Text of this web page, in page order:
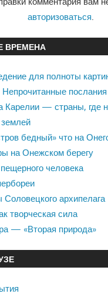
авторизоваться
ВРЕМЕНА
для полноты
Карелии — страны, где
бедный» что на
на Онежском берегу
человека
архипелага
творческая сила
— «Вторая природа»